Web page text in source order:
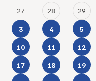
27 28 29
3 4 5
10 11 12
17 18 19